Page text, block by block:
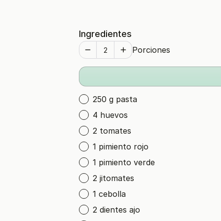
Ingredientes
Porciones
250 g pasta
4 huevos
2 tomates
1 pimiento rojo
1 pimiento verde
2 jitomates
1 cebolla
2 dientes ajo